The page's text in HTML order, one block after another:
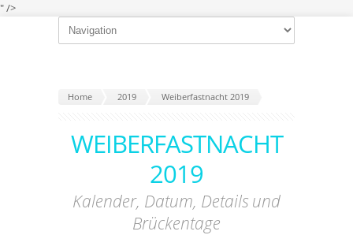
" />
Home 2019 Weiberfastnacht 2019
WEIBERFASTNACHT
2019
Kalender, Datum, Details und
Brückentage